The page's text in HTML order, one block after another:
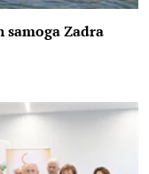
samoga Zadra